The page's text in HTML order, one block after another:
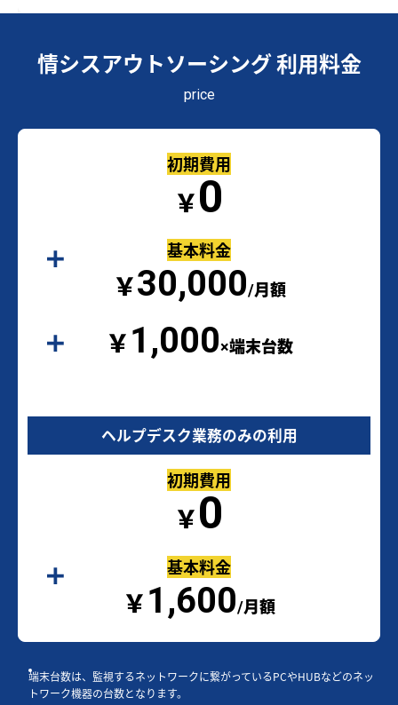
情シスアウトソーシング 利用料金
price
初期費用
￥0
基本料金
￥30,000/月額
￥ 1,000×端末台数
ヘルプデスク業務のみの利用
初期費用
￥0
基本料金
￥ 1,600/月額
端末台数は、監視するネットワークに繋がっているPCやHUBなどのネッ
トワーク機器の台数となります。